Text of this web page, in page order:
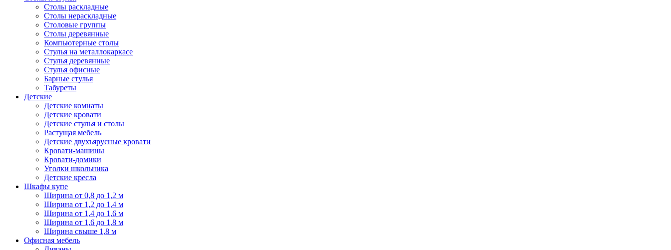
Столы раскладные
Столы нераскладные
Столовые группы
Столы деревянные
Компьютерные столы
Стулья на металлокаркасе
Стулья деревянные
Стулья офисные
Барные стулья
Табуреты
Детские
Детские комнаты
Детские кровати
Детские стулья и столы
Растущая мебель
Детские двухъярусные кровати
Кровати-машины
Кровати-домики
Уголки школьника
Детские кресла
Шкафы купе
Ширина от 0,8 до 1,2 м
Ширина от 1,2 до 1,4 м
Ширина от 1,4 до 1,6 м
Ширина от 1,6 до 1,8 м
Ширина свыше 1,8 м
Офисная мебель